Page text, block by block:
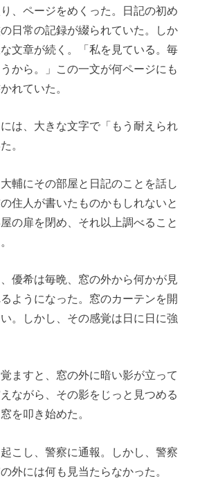
、ページをめくった。日記の初め
日常の記録が綴られていた。しか
文章が続く。「私を見ている。毎
から。」この一文が何ページにも
れていた。
は、大きな文字で「もう耐えられ
。
輔にその部屋と日記のことを話し
住人が書いたものかもしれないと
の扉を閉め、それ以上調べること
優希は毎晩、窓の外から何かが見
ようになった。窓のカーテンを開
。しかし、その感覚は日に日に強
ますと、窓の外に暗い影が立って
ながら、その影をじっと見つめる
を叩き始めた。
こし、警察に通報。しかし、警察
外には何も見当たらなかった。